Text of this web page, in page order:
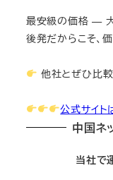
最安級の価格 —
後発だからこそ、
他社とぜひ比
公式サイト
中国ネ
当社で